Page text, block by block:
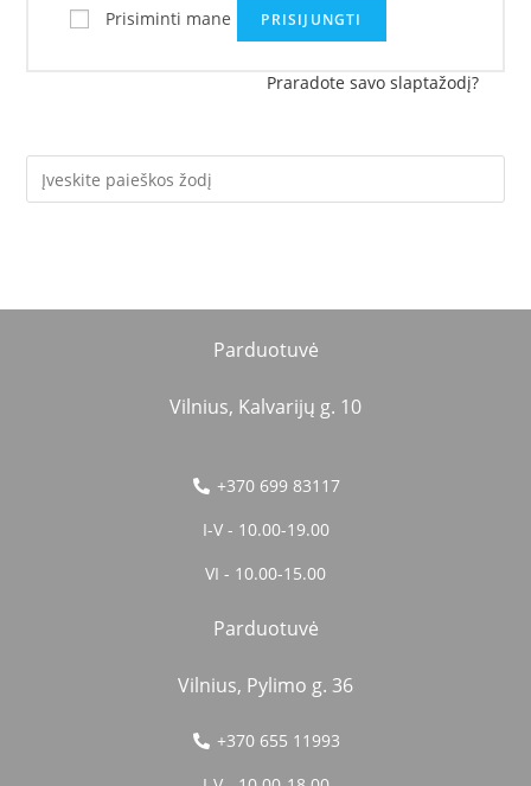
Prisiminti mane PRISIJUNGTI
Praradote savo slaptažodį?
Parduotuvė
Vilnius, Kalvarijų g. 10
+370 699 83117
I-V - 10.00-19.00
VI - 10.00-15.00
Parduotuvė
Vilnius, Pylimo g. 36
+370 655 11993